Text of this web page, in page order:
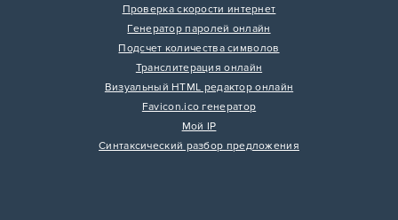
Проверка скорости интернет
Генератор паролей онлайн
Подсчет количества символов
Транслитерация онлайн
Визуальный HTML редактор онлайн
Favicon.ico генератор
Мой IP
Синтаксический разбор предложения